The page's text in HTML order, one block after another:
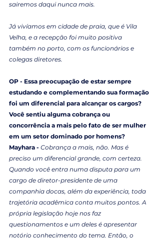
sairemos daqui nunca mais.
Já vivíamos em cidade de praia, que é Vila
Velha, e a recepção foi muito positiva
também no porto, com os funcionários e
colegas diretores.
OP - Essa preocupação de estar sempre
estudando e complementando sua formação
foi um diferencial para alcançar os cargos?
Você sentiu alguma cobrança ou
concorrência a mais pelo fato de ser mulher
em um setor dominado por homens?
Mayhara - Cobrança a mais, não. Mas é
preciso um diferencial grande, com certeza.
Quando você entra numa disputa para um
cargo de diretor-presidente de uma
companhia docas, além da experiência, toda
trajetória acadêmica conta muitos pontos. A
própria legislação hoje nos faz
questionamentos e um deles é apresentar
notório conhecimento do tema. Então, o